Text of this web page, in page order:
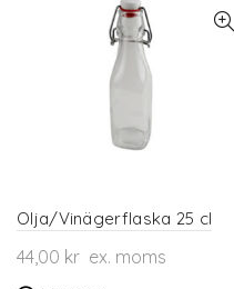
varianter.
Olja/Vinägerflaska 25 cl
44,00 kr ex. moms